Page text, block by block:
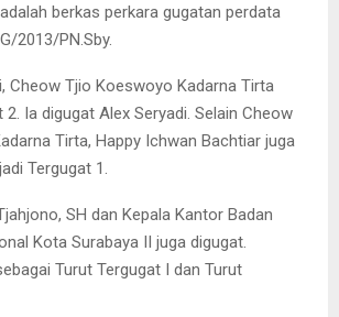
berkas perkara gugatan perdata
2013/PN.Sby.
Cheow Tjio Koeswoyo Kadarna Tirta
2. Ia digugat Alex Seryadi. Selain Cheow
Tirta, Happy Ichwan Bachtiar juga
Tergugat 1.
SH dan Kepala Kantor Badan
Kota Surabaya II juga digugat.
Turut Tergugat I dan Turut